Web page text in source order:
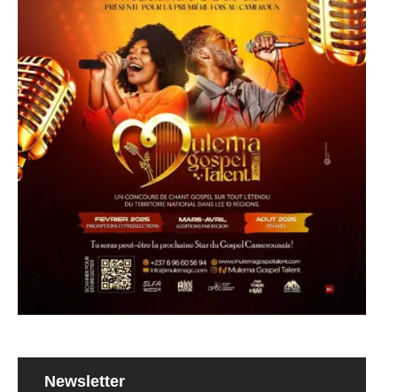
Newsletter